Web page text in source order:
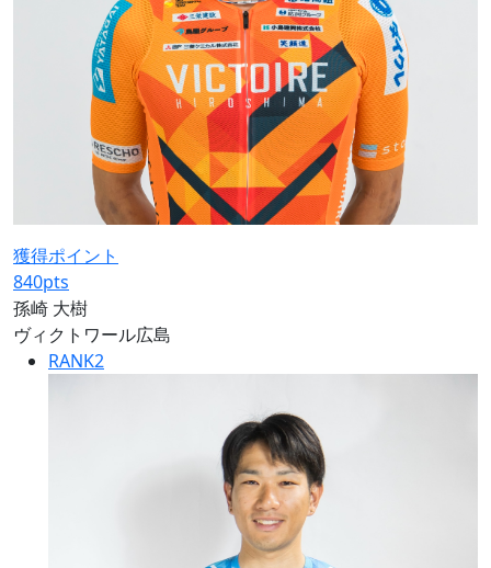
獲得ポイント
840pts
孫崎 大樹
ヴィクトワール広島
RANK2